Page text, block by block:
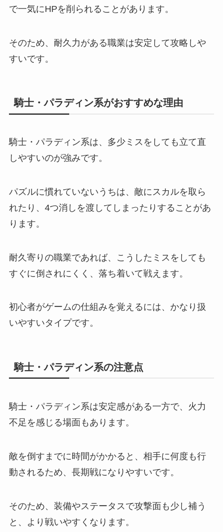
で一気にHPを削られることがあります。
そのため、耐久力がある職業は安定して攻略しや
すいです。
騎士・パラディン系がおすすめな理由
騎士・パラディン系は、多少ミスをしても立て直
しやすいのが強みです。
パズルに慣れていないうちは、敵にスカルを取ら
れたり、4つ消しを渡してしまったりすることがあ
ります。
耐久寄りの職業であれば、こうしたミスをしても
すぐに倒されにくく、落ち着いて戦えます。
初心者がゲームの仕組みを覚えるには、かなり扱
いやすいタイプです。
騎士・パラディン系の注意点
騎士・パラディン系は安定感がある一方で、火力
不足を感じる場面もあります。
敵を倒すまでに時間がかかると、相手に何度も行
動されるため、長期戦になりやすいです。
そのため、装備やステータスで攻撃面も少し補う
と、より戦いやすくなります。